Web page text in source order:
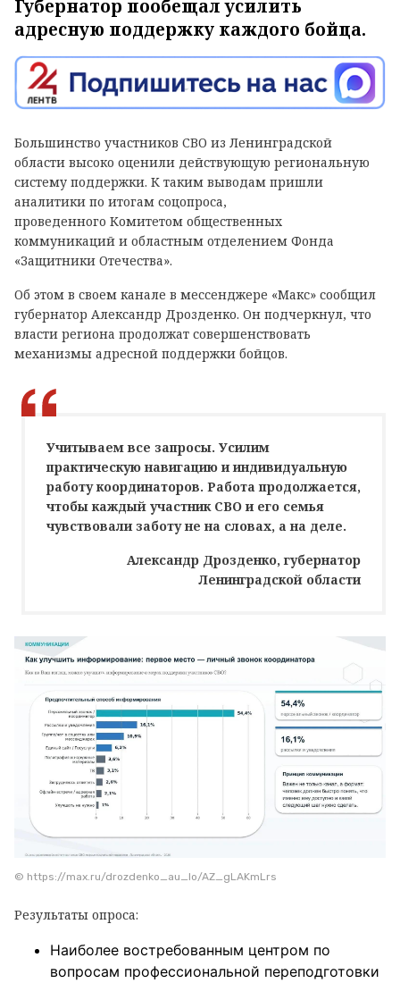
Губернатор пообещал усилить
адресную поддержку каждого бойца.
Большинство участников СВО из Ленинградской
области высоко оценили действующую региональную
систему поддержки. К таким выводам пришли
аналитики по итогам соцопроса,
проведенного Комитетом общественных
коммуникаций и областным отделением Фонда
«Защитники Отечества».
Об этом в своем канале в мессенджере «Макс» сообщил
губернатор Александр Дрозденко. Он подчеркнул, что
власти региона продолжат совершенствовать
механизмы адресной поддержки бойцов.
Учитываем все запросы. Усилим
практическую навигацию и индивидуальную
работу координаторов. Работа продолжается,
чтобы каждый участник СВО и его семья
чувствовали заботу не на словах, а на деле.
Александр Дрозденко, губернатор
Ленинградской области
© https://max.ru/drozdenko_au_lo/AZ_gLAKmLrs
Результаты опроса:
Наиболее востребованным центром по
вопросам профессиональной переподготовки